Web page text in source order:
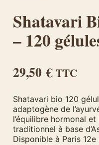
Shatavari
– 120
29,50€TTC
Shatavari bio 120
adaptogène de
l’équilibre hormonal
traditionnel à base
Disponible à Paris